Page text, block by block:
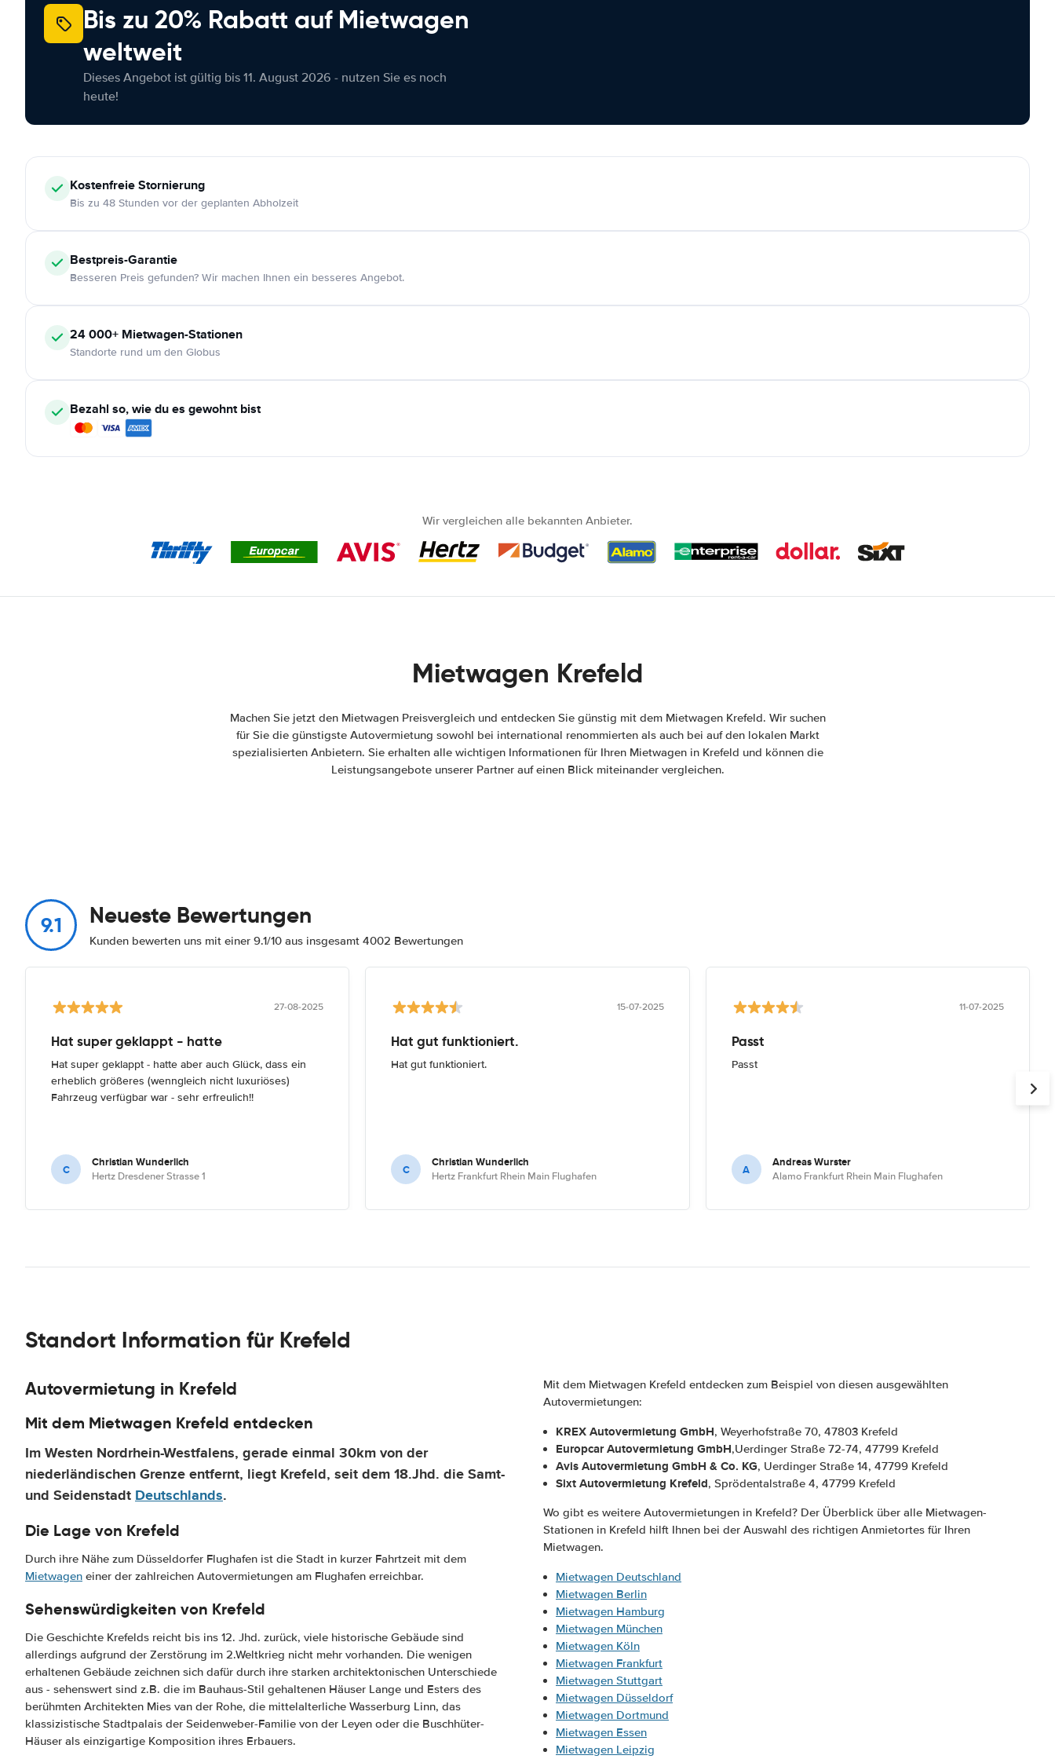
Bis zu 20% Rabatt auf Mietwagen
weltweit
Dieses Angebot ist gültig bis 11. August 2026 - nutzen Sie es noch
heute!
KostenfreieStornierung
Bis zu 48 Stunden vor der geplanten Abholzeit
Bestpreis-Garantie
Besseren Preis gefunden? Wir machen Ihnen ein besseres Angebot.
24 000+ Mietwagen-Stationen
Standorte rund um den Globus
Bezahl so, wie du es gewohnt bist
Wir vergleichen alle bekannten Anbieter.
Mietwagen Krefeld
Machen Sie jetzt den Mietwagen Preisvergleich und entdecken Sie günstig mit dem Mietwagen Krefeld. Wir suchen
für Sie die günstigste Autovermietung sowohl bei international renommierten als auch bei auf den lokalen Markt
spezialisierten Anbietern. Sie erhalten alle wichtigen Informationen für Ihren Mietwagen in Krefeld und können die
Leistungsangebote unserer Partner auf einen Blick miteinander vergleichen.
9.1 Neueste Bewertungen
Kunden bewerten uns mit einer 9.1/10 aus insgesamt 4002 Bewertungen
27-08-2025
Hat super geklappt - hatte
Hat super geklappt - hatte aber auch Glück, dass ein
erheblich größeres (wenngleich nicht luxuriöses)
Fahrzeug verfügbar war - sehr erfreulich!!
C Christian Wunderlich
Hertz Dresdener Strasse 1
15-07-2025
Hat gut funktioniert.
Hat gut funktioniert.
C Christian Wunderlich
Hertz Frankfurt Rhein Main Flughafen
11-07-2025
Passt
Passt
A Andreas Wurster
Alamo Frankfurt Rhein Main Flughafen
Standort Information für Krefeld
Autovermietung in Krefeld
Mit dem Mietwagen Krefeld entdecken
Im Westen Nordrhein-Westfalens, gerade einmal 30km von der
niederländischen Grenze entfernt, liegt Krefeld, seit dem 18.Jhd. die Samt-
und Seidenstadt Deutschlands.
Die Lage von Krefeld
Durch ihre Nähe zum Düsseldorfer Flughafen ist die Stadt in kurzer Fahrtzeit mit dem
Mietwagen einer der zahlreichen Autovermietungen am Flughafen erreichbar.
Sehenswürdigkeiten von Krefeld
Die Geschichte Krefelds reicht bis ins 12. Jhd. zurück, viele historische Gebäude sind
allerdings aufgrund der Zerstörung im 2.Weltkrieg nicht mehr vorhanden. Die wenigen
erhaltenen Gebäude zeichnen sich dafür durch ihre starken architektonischen Unterschiede
aus - sehenswert sind z.B. die im Bauhaus-Stil gehaltenen Häuser Lange und Esters des
berühmten Architekten Mies van der Rohe, die mittelalterliche Wasserburg Linn, das
klassizistische Stadtpalais der Seidenweber-Familie von der Leyen oder die Buschhüter-
Häuser als einzigartige Komposition ihres Erbauers.
Mit dem Mietwagen Krefeld entdecken zum Beispiel von diesen ausgewählten
Autovermietungen:
KREX Autovermietung GmbH, Weyerhofstraße 70, 47803 Krefeld
Europcar Autovermietung GmbH,Uerdinger Straße 72-74, 47799 Krefeld
Avis Autovermietung GmbH & Co. KG, Uerdinger Straße 14, 47799 Krefeld
Sixt Autovermietung Krefeld, Sprödentalstraße 4, 47799 Krefeld
Wo gibt es weitere Autovermietungen in Krefeld? Der Überblick über alle Mietwagen-
Stationen in Krefeld hilft Ihnen bei der Auswahl des richtigen Anmietortes für Ihren
Mietwagen.
Mietwagen Deutschland
Mietwagen Berlin
Mietwagen Hamburg
Mietwagen München
Mietwagen Köln
Mietwagen Frankfurt
Mietwagen Stuttgart
Mietwagen Düsseldorf
Mietwagen Dortmund
Mietwagen Essen
Mietwagen Leipzig